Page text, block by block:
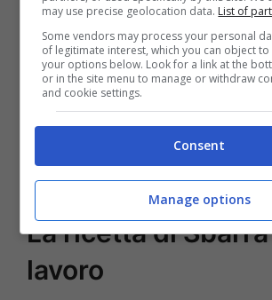
dell’occupazione registrato in
ultimi mesi è dovuto anche
reddito di cittadinanza.
stop alla misura consentirà
e giovani di inserirsi con
nel mondo lavorativo.
La ricetta di
lavoro
may use precise geolocation data. List of
Some vendors may process your personal
of legitimate interest, which you can object
your options below. Look for a link at the
or in the site menu to manage or withdraw
and cookie settings.
Consent
Manage options